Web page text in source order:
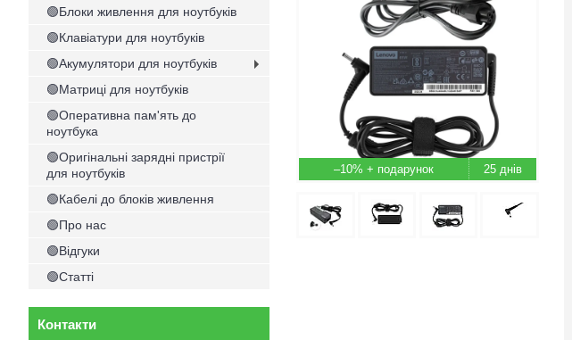
–10% 25 днів
🟢Блоки живлення для ноутбуків
🟢Клавіатури для ноутбуків
🟢Акумулятори для ноутбуків
🟢Матриці для ноутбуків
🟢Оперативна пам'ять до
ноутбука
🟢Оригінальні зарядні пристрії
для ноутбуків
🟢Кабелі до блоків живлення
🟢Про нас
🟢Відгуки
🟢Статті
Контакти